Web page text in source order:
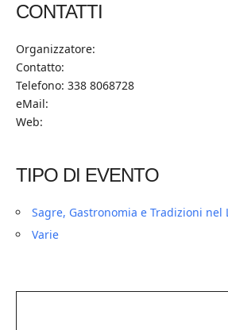
CONTATTI
Organizzatore:
Contatto:
Telefono: 338 8068728
eMail:
Web:
TIPO DI EVENTO
Sagre, Gastronomia e Tradizioni nel
Varie